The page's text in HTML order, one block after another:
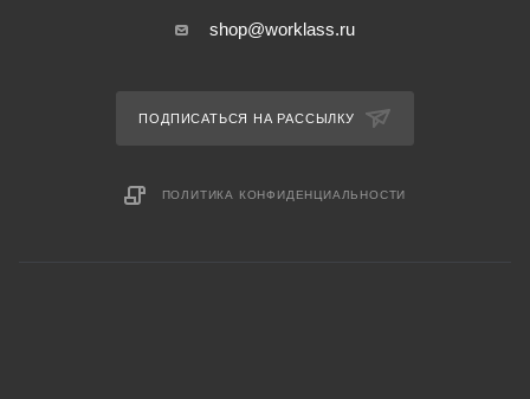
shop@worklass.ru
ПОДПИСАТЬСЯ НА РАССЫЛКУ
ПОЛИТИКА КОНФИДЕНЦИАЛЬНОСТИ